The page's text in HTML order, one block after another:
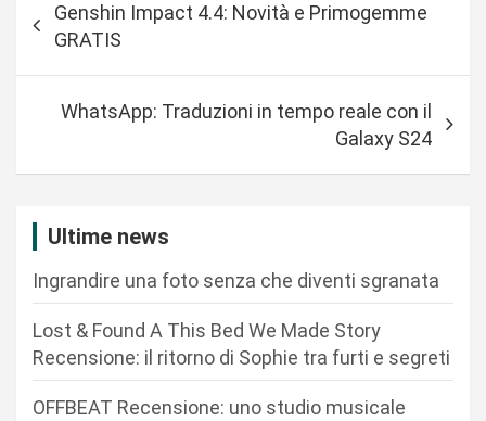
a
Genshin Impact 4.4: Novità e Primogemme
GRATIS
WhatsApp: Traduzioni in tempo reale con il
Galaxy S24
Ultime news
Ingrandire una foto senza che diventi sgranata
Lost & Found A This Bed We Made Story
Recensione: il ritorno di Sophie tra furti e segreti
OFFBEAT Recensione: uno studio musicale